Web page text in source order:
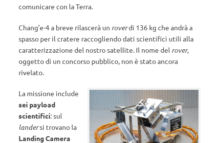
comunicare con la Terra.
Chang’e-4 a breve rilascerà un roverdi 136 kg che andrà a
spasso per il cratere raccogliendo dati scientifici utili alla
caratterizzazione del nostro satellite. Il nome del rover,
oggetto di un concorso pubblico, non è stato ancora
rivelato.
La missione include
sei payload
scientifici: sul
landersi trovano la
Landing Camera